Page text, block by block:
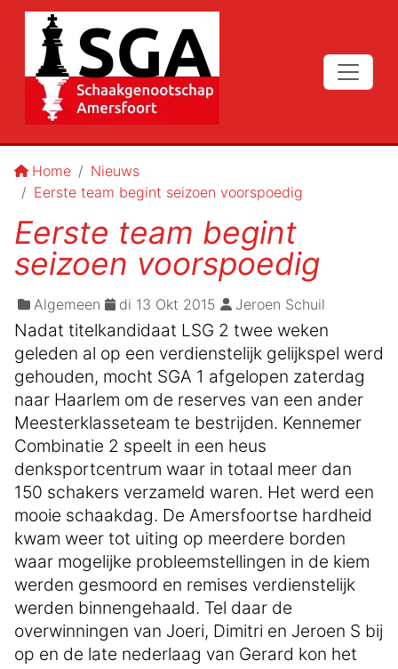
Home
Nieuws
Eerste team begint seizoen voorspoedig
Eerste team begint
seizoen voorspoedig
Algemeen di 13 Okt 2015 Jeroen Schuil
Nadat titelkandidaat LSG 2 twee weken
geleden al op een verdienstelijk gelijkspel werd
gehouden, mocht SGA 1 afgelopen zaterdag
naar Haarlem om de reserves van een ander
Meesterklasseteam te bestrijden. Kennemer
Combinatie 2 speelt in een heus
denksportcentrum waar in totaal meer dan
150 schakers verzameld waren. Het werd een
mooie schaakdag. De Amersfoortse hardheid
kwam weer tot uiting op meerdere borden
waar mogelijke probleemstellingen in de kiem
werden gesmoord en remises verdienstelijk
werden binnengehaald. Tel daar de
overwinningen van Joeri, Dimitri en Jeroen S bij
op en de late nederlaag van Gerard kon het